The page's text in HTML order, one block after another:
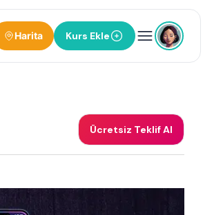
Harita Kurs Ekle
Ücretsiz Teklif Al